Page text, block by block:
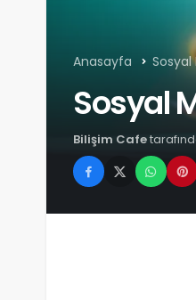
Anasayfa
Sosyal
Bilişim Cafe